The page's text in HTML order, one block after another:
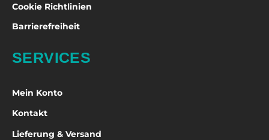
Cookie Richtlinien
Barrierefreiheit
SERVICES
Mein Konto
Kontakt
Lieferung & Versand